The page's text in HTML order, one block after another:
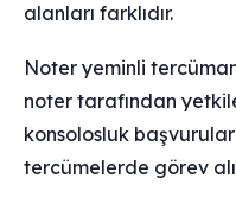
alanları farklıdır.
Noter yeminli
noter tarafından
konsolosluk
tercümelerde görev